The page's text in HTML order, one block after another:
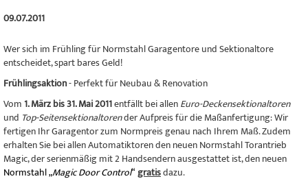
09.07.2011
Wer sich im Frühling für Normstahl Garagentore und Sektionaltore
entscheidet, spart bares Geld!
Frühlingsaktion- Perfekt für Neubau & Renovation
Vom 1. März bis 31. Mai 2011entfällt bei allenEuro-Deckensektionaltoren
und Top-Seitensektionaltorender Aufpreis für die Maßanfertigung: Wir
fertigen Ihr Garagentor zum Normpreis genau nach Ihrem Maß. Zudem
erhalten Sie bei allen Automatiktoren den neuen Normstahl Torantrieb
Magic, der serienmäßig mit 2 Handsendern ausgestattet ist, den neuen
Normstahl „MagicDoor Control“gratisdazu.